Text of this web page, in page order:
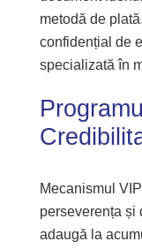
metodă de
confidențial de
specializată în
Mecanismul
perseverența și
adaugă la